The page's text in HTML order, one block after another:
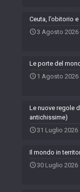
Ceuta, l’obitorio
3 Agosto 2026
Le porte del
1 Agosto 2026
Le nuove regole
antichissime)
31 Luglio 2026
Il mondo in
30 Luglio 2026